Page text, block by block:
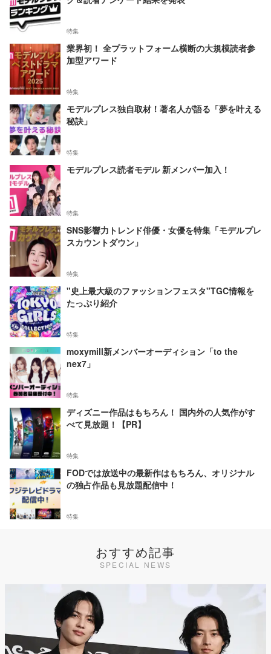
特集
業界初！ 全プラットフォーム横断の大規模読者参
加型アワード
特集
モデルプレス独自取材！著名人が語る「夢を叶える
秘訣」
特集
モデルプレス読者モデル 新メンバー加入！
特集
SNS影響力トレンド俳優・女優を特集「モデルプレ
スカウントダウン」
特集
"史上最大級のファッションフェスタ"TGC情報を
たっぷり紹介
特集
moxymill新メンバーオーディション「to the
nex7」
特集
ディズニー作品はもちろん！ 国内外の人気作がす
べて見放題！【PR】
特集
FODでは放送中の最新作はもちろん、オリジナル
の独占作品も見放題配信中！
特集
おすすめ記事
SPECIAL NEWS